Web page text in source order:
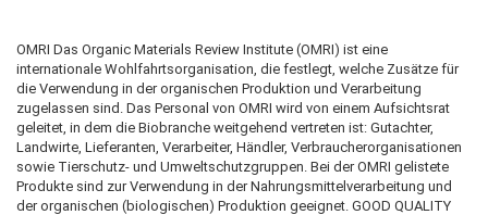
OMRI Das Organic Materials Review Institute (OMRI) ist eine
internationale Wohlfahrtsorganisation, die festlegt, welche Zusätze für
die Verwendung in der organischen Produktion und Verarbeitung
zugelassen sind. Das Personal von OMRI wird von einem Aufsichtsrat
geleitet, in dem die Biobranche weitgehend vertreten ist: Gutachter,
Landwirte, Lieferanten, Verarbeiter, Händler, Verbraucherorganisationen
sowie Tierschutz- und Umweltschutzgruppen. Bei der OMRI gelistete
Produkte sind zur Verwendung in der Nahrungsmittelverarbeitung und
der organischen (biologischen) Produktion geeignet. GOOD QUALITY